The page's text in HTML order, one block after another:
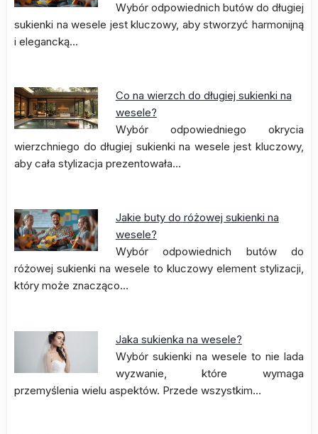
Wybór odpowiednich butów do długiej
sukienki na wesele jest kluczowy, aby stworzyć harmonijną
i elegancką…
Co na wierzch do długiej sukienki na
wesele?
Wybór odpowiedniego okrycia
wierzchniego do długiej sukienki na wesele jest kluczowy,
aby cała stylizacja prezentowała…
Jakie buty do różowej sukienki na
wesele?
Wybór odpowiednich butów do
różowej sukienki na wesele to kluczowy element stylizacji,
który może znacząco…
Jaka sukienka na wesele?
Wybór sukienki na wesele to nie lada
wyzwanie, które wymaga
przemyślenia wielu aspektów. Przede wszystkim…